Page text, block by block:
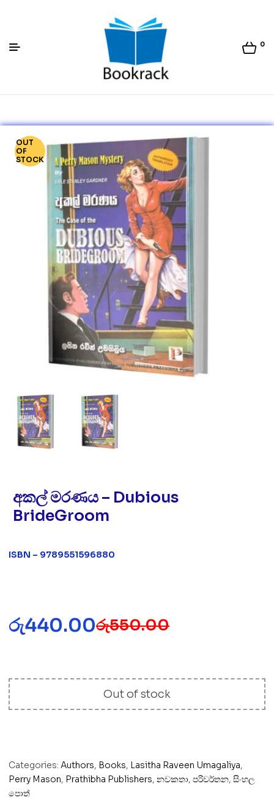
Bookrack.lk
0
OUT
OF
STOCK
අකල් මරණය – Dubious
BrideGroom
ISBN – 9789551596880
රු550.00
රු440.00
Out of stock
Categories: Authors, Books, Lasitha Raveen Umagaliya,
Perry Mason, Prathibha Publishers, නවකතා, පරිවර්තන, සිංහල
පොත්